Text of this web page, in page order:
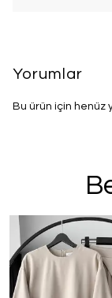
Yorumlar
Bu ürün için henüz